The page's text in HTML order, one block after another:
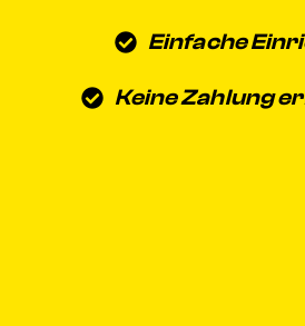
Einfache
Keine Zahlung